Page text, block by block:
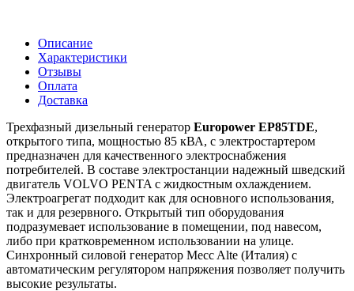
Описание
Характеристики
Отзывы
Оплата
Доставка
Трехфазный дизельный генератор Europower EP85TDE,
открытого типа, мощностью 85 кВА, с электростартером
предназначен для качественного электроснабжения
потребителей. В составе электростанции надежный шведский
двигатель VOLVO PENTA с жидкостным охлаждением.
Электроагрегат подходит как для основного использования,
так и для резервного. Открытый тип оборудования
подразумевает использование в помещении, под навесом,
либо при кратковременном использовании на улице.
Синхронный силовой генератор Mecc Alte (Италия) с
автоматическим регулятором напряжения позволяет получить
высокие результаты.